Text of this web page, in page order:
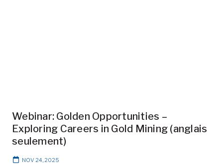
Webinar: Golden Opportunities –
Exploring Careers in Gold Mining (anglais
seulement)
NOV 24, 2025